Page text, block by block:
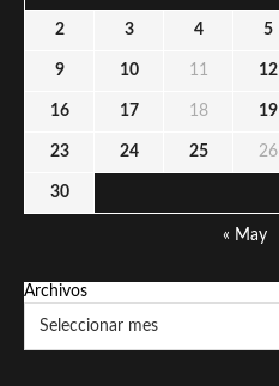
2 3 4 5
9 10 11 12
16 17 18 19
23 24 25 26
30
« May
Archivos